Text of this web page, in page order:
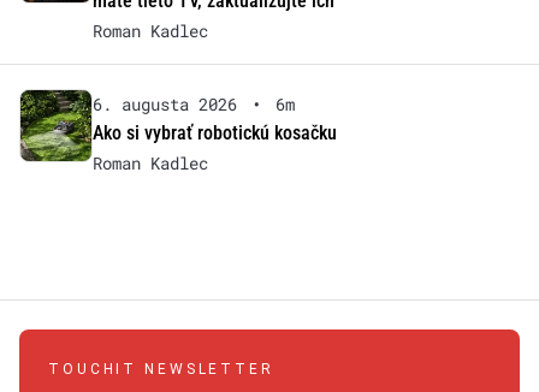
Roman Kadlec
6. augusta 2026 •
6m
Ako si vybrať robotickú kosačku
Roman Kadlec
TOUCHIT NEWSLETTER